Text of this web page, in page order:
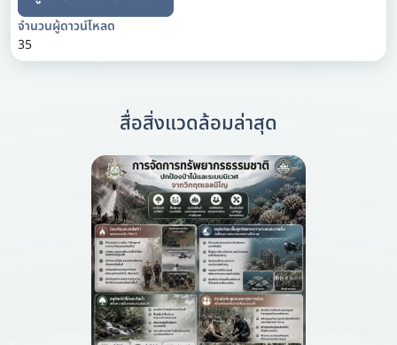
จำนวนผู้ดาวน์โหลด
35
สื่อสิ่งแวดล้อมล่าสุด